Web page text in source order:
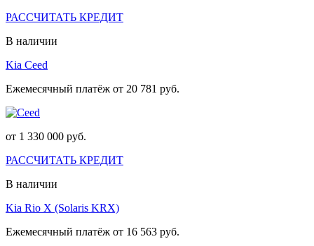
РАССЧИТАТЬ КРЕДИТ
В наличии
Kia Ceed
Ежемесячный платёж от 20 781 руб.
от 1 330 000 руб.
РАССЧИТАТЬ КРЕДИТ
В наличии
Kia Rio X (Solaris KRX)
Ежемесячный платёж от 16 563 руб.